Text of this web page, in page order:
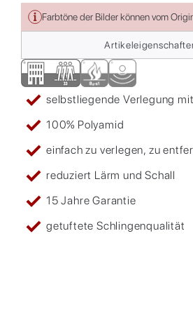
Farbtöne der Bilder können vom
selbstliegende Verlegung
100% Polyamid
einfach zu verlegen, zu
reduziert Lärm und Schall
15 Jahre Garantie
getuftete Schlingenqualität